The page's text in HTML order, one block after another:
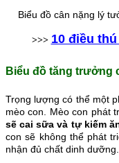
Biểu đồ cân nặng lý
>>> 10 điều
Biểu đồ tăng trưởng
Trọng lượng có thể một
mèo con. Mèo con phát
sẽ cai sữa và tự kiếm
con sẽ không thể phát
nhận đủ chất dinh dưỡng.